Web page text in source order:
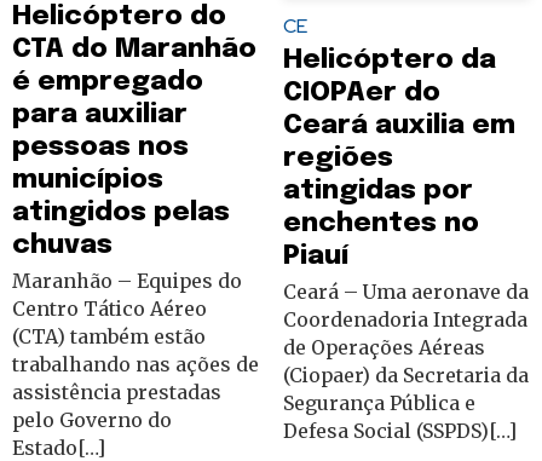
Helicóptero do
CTA do Maranhão
é empregado
para auxiliar
pessoas nos
municípios
atingidos pelas
chuvas
Maranhão – Equipes do
Centro Tático Aéreo
(CTA) também estão
trabalhando nas ações de
assistência prestadas
pelo Governo do
Estado[…]
CE
Helicóptero da
CIOPAer do
Ceará auxilia em
regiões
atingidas por
enchentes no
Piauí
Ceará – Uma aeronave da
Coordenadoria Integrada
de Operações Aéreas
(Ciopaer) da Secretaria da
Segurança Pública e
Defesa Social (SSPDS)[…]